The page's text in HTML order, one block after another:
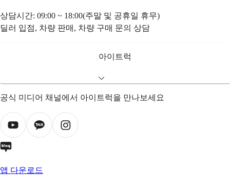
상담시간: 09:00 ~ 18:00(주말 및 공휴일 휴무)
딜러 입점, 차량 판매, 차량 구매 문의 상담
아이트럭
공식 미디어 채널에서 아이트럭을 만나보세요
앱 다운로드